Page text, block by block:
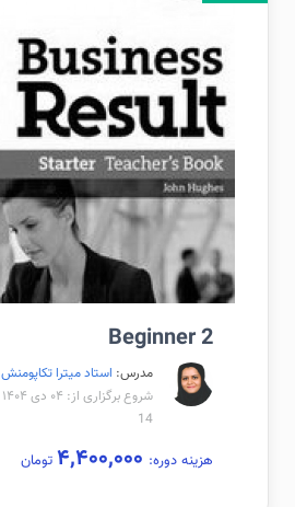
Beginner 2
مدرس: استاد میترا تکاپومنش
شروع برگزاری از: ۰۴ دی ۱۴۰۴
14
هزینه دوره: تومان